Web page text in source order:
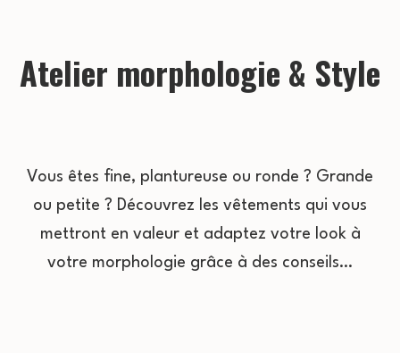
Atelier morphologie & Style
Vous êtes fine, plantureuse ou ronde ? Grande
ou petite ? Découvrez les vêtements qui vous
mettront en valeur et adaptez votre look à
votre morphologie grâce à des conseils…